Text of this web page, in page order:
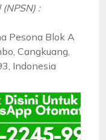
:
Pesona Blok A
Cangkuang,
Indonesia